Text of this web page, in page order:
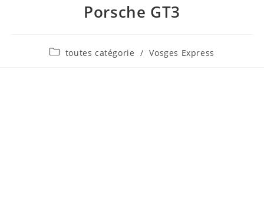
Porsche GT3
toutes catégorie / Vosges Express